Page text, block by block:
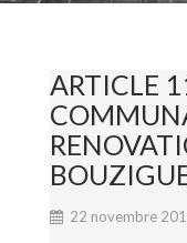
ARTICLE
22 novembre